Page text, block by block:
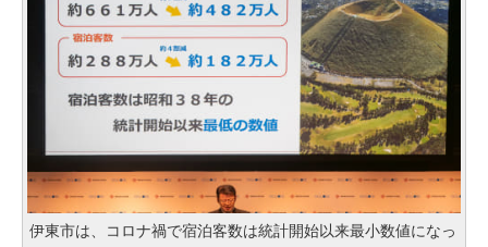
伊東市は、コロナ禍で宿泊客数は統計開始以来最小数値になっ